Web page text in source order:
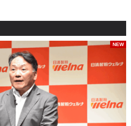
NEW